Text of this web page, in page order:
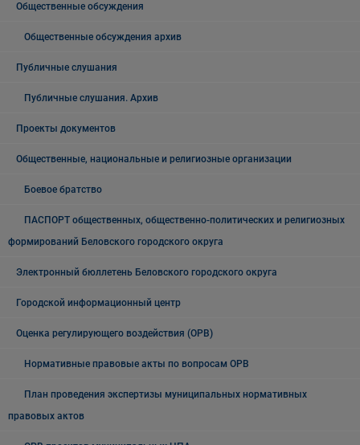
Общественные обсуждения
Общественные обсуждения архив
Публичные слушания
Публичные слушания. Архив
Проекты документов
Общественные, национальные и религиозные организации
Боевое братство
ПАСПОРТ общественных, общественно-политических и религиозных
формирований Беловского городского округа
Электронный бюллетень Беловского городского округа
Городской информационный центр
Оценка регулирующего воздействия (ОРВ)
Нормативные правовые акты по вопросам ОРВ
План проведения экспертизы муниципальных нормативных
правовых актов